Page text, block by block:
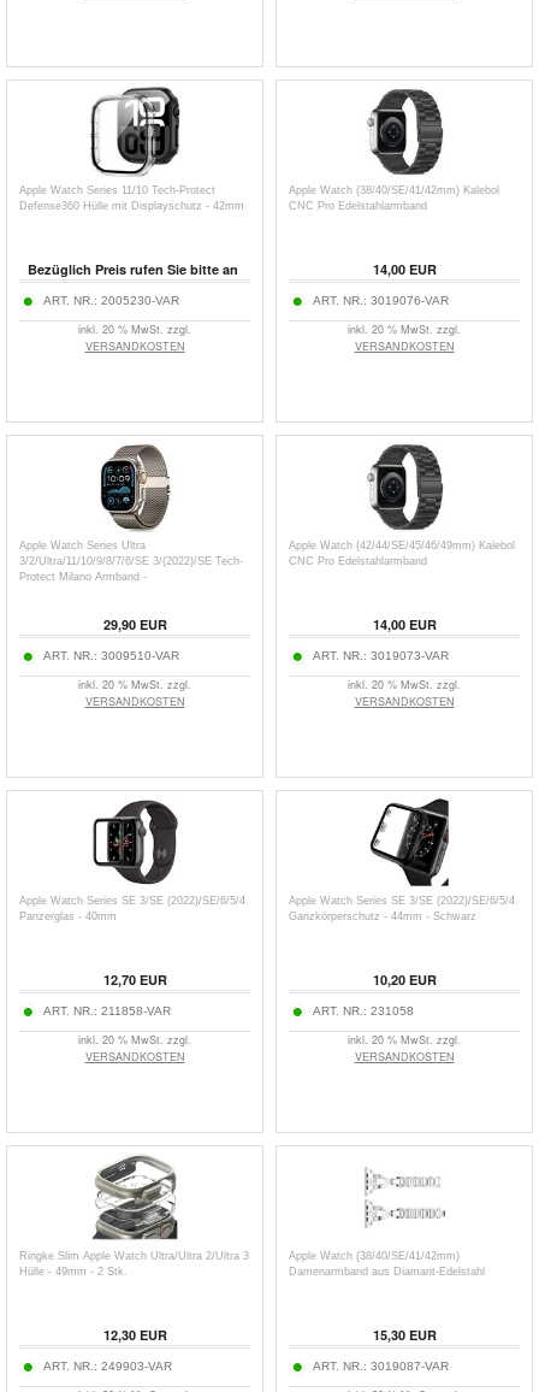
Apple Watch Series 11/10 Tech-Protect
Defense360 Hülle mit Displayschutz - 42mm
Bezüglich Preis rufen Sie bitte an
ART. NR.: 2005230-VAR
inkl. 20 % MwSt. zzgl.
VERSANDKOSTEN
Apple Watch (38/40/SE/41/42mm) Kalebol
CNC Pro Edelstahlarmband
14,00EUR
ART. NR.: 3019076-VAR
inkl. 20 % MwSt. zzgl.
VERSANDKOSTEN
Apple Watch Series Ultra
3/2/Ultra/11/10/9/8/7/6/SE 3/(2022)/SE Tech-
Protect Milano Armband -
29,90EUR
ART. NR.: 3009510-VAR
inkl. 20 % MwSt. zzgl.
VERSANDKOSTEN
Apple Watch (42/44/SE/45/46/49mm) Kalebol
CNC Pro Edelstahlarmband
14,00EUR
ART. NR.: 3019073-VAR
inkl. 20 % MwSt. zzgl.
VERSANDKOSTEN
Apple Watch Series SE 3/SE (2022)/SE/6/5/4
Panzerglas - 40mm
12,70EUR
ART. NR.: 211858-VAR
inkl. 20 % MwSt. zzgl.
VERSANDKOSTEN
Apple Watch Series SE 3/SE (2022)/SE/6/5/4
Ganzkörperschutz - 44mm - Schwarz
10,20EUR
ART. NR.: 231058
inkl. 20 % MwSt. zzgl.
VERSANDKOSTEN
Ringke Slim Apple Watch Ultra/Ultra 2/Ultra 3
Hülle - 49mm - 2 Stk.
12,30EUR
ART. NR.: 249903-VAR
Apple Watch (38/40/SE/41/42mm)
Damenarmband aus Diamant-Edelstahl
15,30EUR
ART. NR.: 3019087-VAR